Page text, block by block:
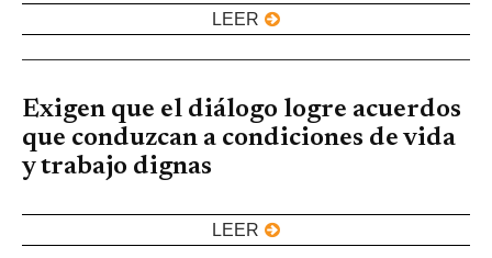
LEER
Exigen que el diálogo logre acuerdos
que conduzcan a condiciones de vida
y trabajo dignas
LEER